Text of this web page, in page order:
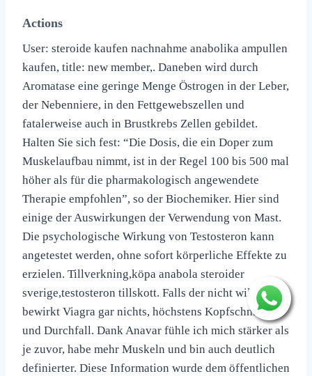
Actions
User: steroide kaufen nachnahme anabolika ampullen
kaufen, title: new member,. Daneben wird durch
Aromatase eine geringe Menge Östrogen in der Leber,
der Nebenniere, in den Fettgewebszellen und
fatalerweise auch in Brustkrebs Zellen gebildet.
Halten Sie sich fest: “Die Dosis, die ein Doper zum
Muskelaufbau nimmt, ist in der Regel 100 bis 500 mal
höher als für die pharmakologisch angewendete
Therapie empfohlen”, so der Biochemiker. Hier sind
einige der Auswirkungen der Verwendung von Mast.
Die psychologische Wirkung von Testosteron kann
angetestet werden, ohne sofort körperliche Effekte zu
erzielen. Tillverkning,köpa anabola steroider
sverige,testosteron tillskott. Falls der nicht will,
bewirkt Viagra gar nichts, höchstens Kopfschmerzen
und Durchfall. Dank Anavar fühle ich mich stärker als
je zuvor, habe mehr Muskeln und bin auch deutlich
definierter. Diese Information wurde dem öffentlichen